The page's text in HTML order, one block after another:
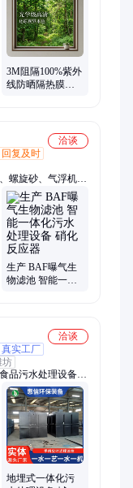
3M阻隔100%紫外
线防晒隔热膜窗
洽谈
回复及时
螺旋砂、气浮机、
预处、溶气气浮、
沙场污水、机械加
度沉淀池、养殖废
生产 BAF曝气生
物滤池 智能一体
洽谈
真实工厂
坊
品污水处理设备、
处理设备、一体化
生活污水处理设
沉淀池、生物滤
井污水处理设备、
水处理、污水除硬
地埋式一体化污